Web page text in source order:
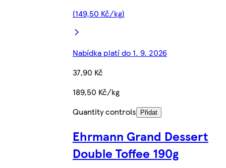
(149,50 Kč/kg)
Nabídka platí do 1. 9. 2026
37,90 Kč
189,50 Kč/kg
Quantity controls
Přidat
Ehrmann Grand Dessert
Double Toffee 190g